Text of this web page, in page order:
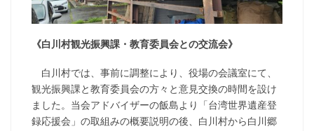
《白川村観光振興課・教育委員会との交流会》
白川村では、事前に調整により、役場の会議室にて、
観光振興課と教育委員会の方々と意見交換の時間を設け
ました。当会アドバイザーの飯島より「台湾世界遺産登
録応援会」の取組みの概要説明の後、白川村から白川郷